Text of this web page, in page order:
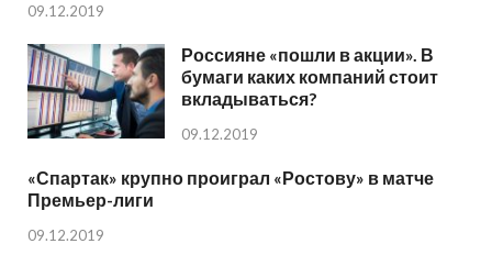
09.12.2019
Россияне «пошли в акции». В
бумаги каких компаний стоит
вкладываться?
09.12.2019
«Спартак» крупно проиграл «Ростову» в матче
Премьер-лиги
09.12.2019